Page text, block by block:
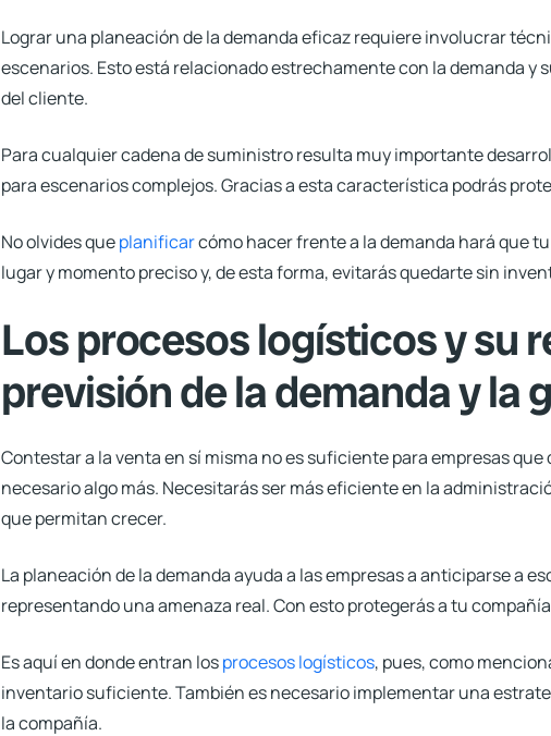
Lograr una planeación de la demanda eficaz requiere involucrar
escenarios. Esto está relacionado estrechamente con la demanda y
del cliente.
Para cualquier cadena de suministro resulta muy importante
para escenarios complejos. Gracias a esta característica podrás
No olvides queplanificarcómo hacer frente a la demanda hará que
lugar y momento preciso y, de esta forma,evitarás quedarte sin
Los procesos logísticos y su
previsión de la demanda y la
Contestar a la venta en sí misma no es suficiente para empresas
necesario algo más. Necesitarás ser más eficiente en la
que permitan crecer.
La planeación de la demandaayuda a las empresas a anticiparse a
representando una amenaza real. Con esto protegerás a tu
Es aquí en donde entran losprocesos logísticos, pues, como
inventario suficiente. También es necesario implementar una
la compañía.